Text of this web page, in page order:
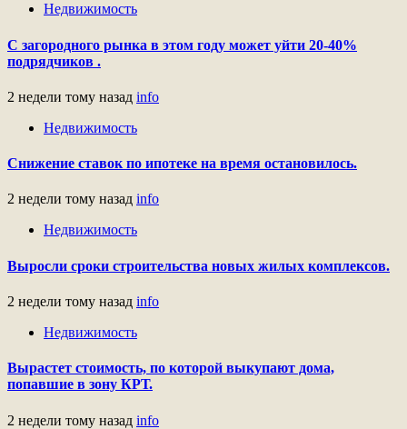
Недвижимость
С загородного рынка в этом году может уйти 20-40%
подрядчиков .
2 недели тому назад info
Недвижимость
Снижение ставок по ипотеке на время остановилось.
2 недели тому назад info
Недвижимость
Выросли сроки строительства новых жилых комплексов.
2 недели тому назад info
Недвижимость
Вырастет стоимость, по которой выкупают дома,
попавшие в зону КРТ.
2 недели тому назад info